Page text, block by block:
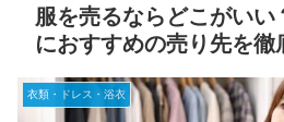
服を売るならどこがいい
におすすめの売り先を徹
衣類・ドレス・浴衣